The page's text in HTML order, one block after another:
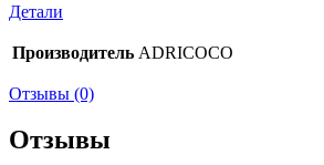
Детали
Производитель ADRICOCO
Отзывы (0)
Отзывы